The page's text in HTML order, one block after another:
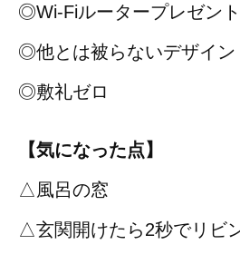
◎Wi-Fiルータープレゼント
◎他とは被らないデザイン
◎敷礼ゼロ
【気になった点】
△風呂の窓
△玄関開けたら2秒でリビ